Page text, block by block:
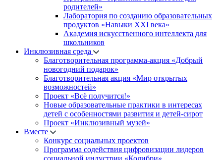
родителей»
Лаборатория по созданию образовательных
продуктов «Навыки XXI века»
Академия искусственного интеллекта для
школьников
Инклюзивная среда
Благотворительная программа-акция «Добрый
новогодний подарок»
Благотворительная акция «Мир открытых
возможностей»
Проект «Всё получится!»
Новые образовательные практики в интересах
детей с особенностями развития и детей-сирот
Проект «Инклюзивный музей»
Вместе
Конкурс социальных проектов
Программа содействия цифровизации лидеров
социальной индустрии «Колибри»